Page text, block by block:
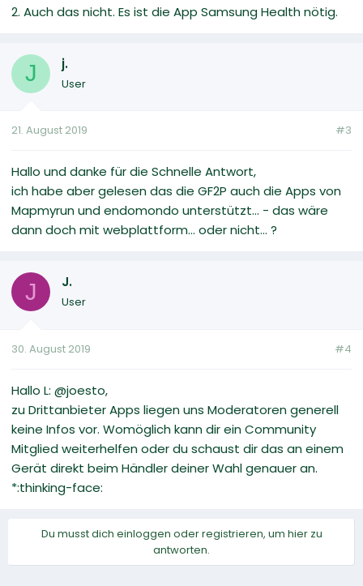
2. Auch das nicht. Es ist die App Samsung Health nötig.
J j.
User
21. August 2019 #3
Hallo und danke für die Schnelle Antwort,
ich habe aber gelesen das die GF2P auch die Apps von
Mapmyrun und endomondo unterstützt... - das wäre
dann doch mit webplattform... oder nicht... ?
J J.
User
30. August 2019 #4
Hallo L: @joesto,
zu Drittanbieter Apps liegen uns Moderatoren generell
keine Infos vor. Womöglich kann dir ein Community
Mitglied weiterhelfen oder du schaust dir das an einem
Gerät direkt beim Händler deiner Wahl genauer an.
*:thinking-face:
Du musst dich einloggen oder registrieren, um hier zu
antworten.